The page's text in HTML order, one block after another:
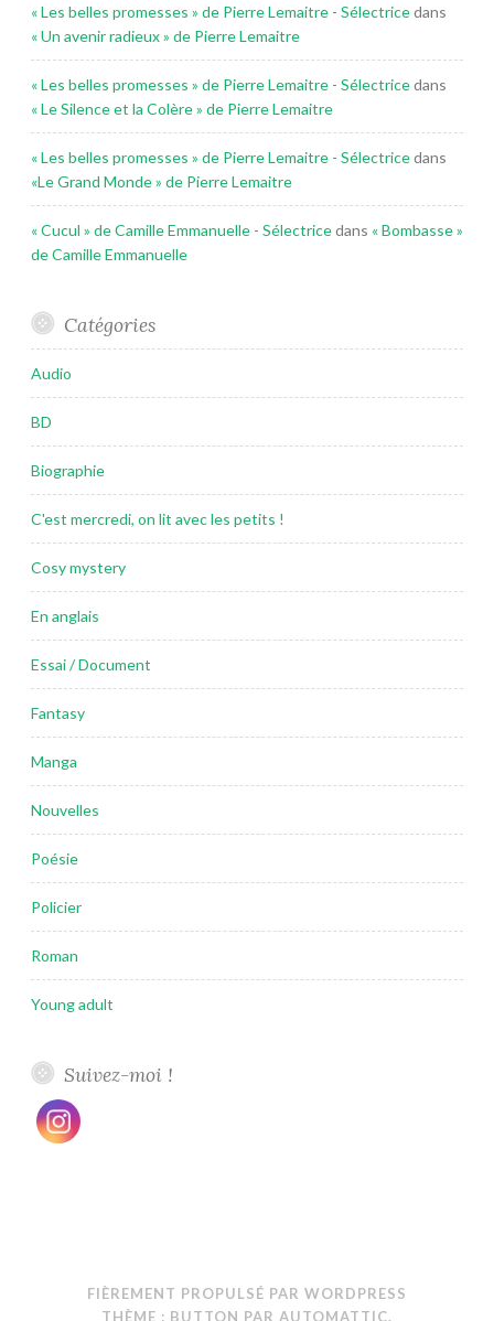
« Les belles promesses » de Pierre Lemaitre - Sélectricedans
« Un avenir radieux » de Pierre Lemaitre
« Les belles promesses » de Pierre Lemaitre - Sélectricedans
« Le Silence et la Colère » de Pierre Lemaitre
« Les belles promesses » de Pierre Lemaitre - Sélectricedans
«Le Grand Monde » de Pierre Lemaitre
« Cucul » de Camille Emmanuelle - Sélectricedans « Bombasse »
de Camille Emmanuelle
Catégories
Audio
BD
Biographie
C'est mercredi, on lit avec les petits !
Cosy mystery
En anglais
Essai / Document
Fantasy
Manga
Nouvelles
Poésie
Policier
Roman
Young adult
Suivez-moi !
FIÈREMENT PROPULSÉ PAR WORDPRESS
THÈME : BUTTON PAR AUTOMATTIC.